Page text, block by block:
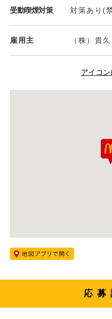
受動喫煙対策 対策あり(
雇用主 （株）貴久
アイコ
応募